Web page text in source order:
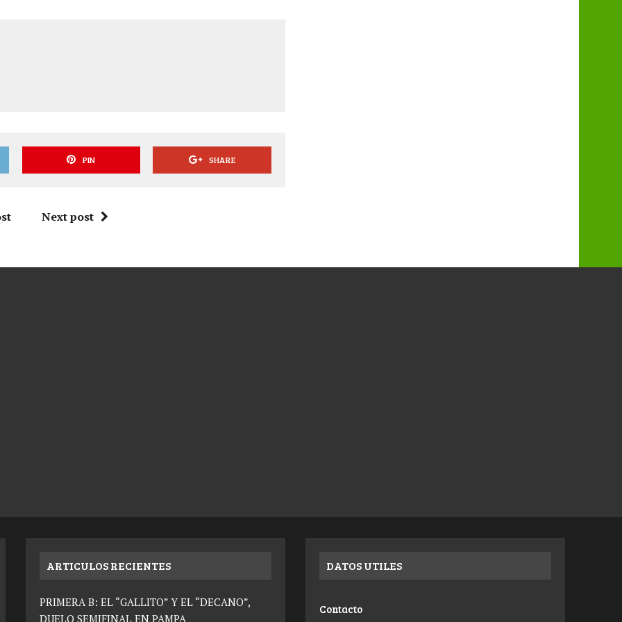
PIN SHARE
Next post
ARTICULOS RECIENTES
PRIMERA B: EL “GALLITO” Y EL “DECANO”,
DUELO SEMIFINAL EN PAMPA
DATOS UTILES
Contacto